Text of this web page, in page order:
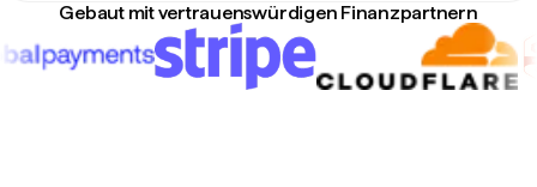
Gebaut mit vertrauenswürdigen Finanzpartnern